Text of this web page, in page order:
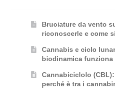
Bruciature da vento
riconoscerle e come
Cannabis e ciclo
biodinamica funziona
Cannabiciclolo
perché è tra i